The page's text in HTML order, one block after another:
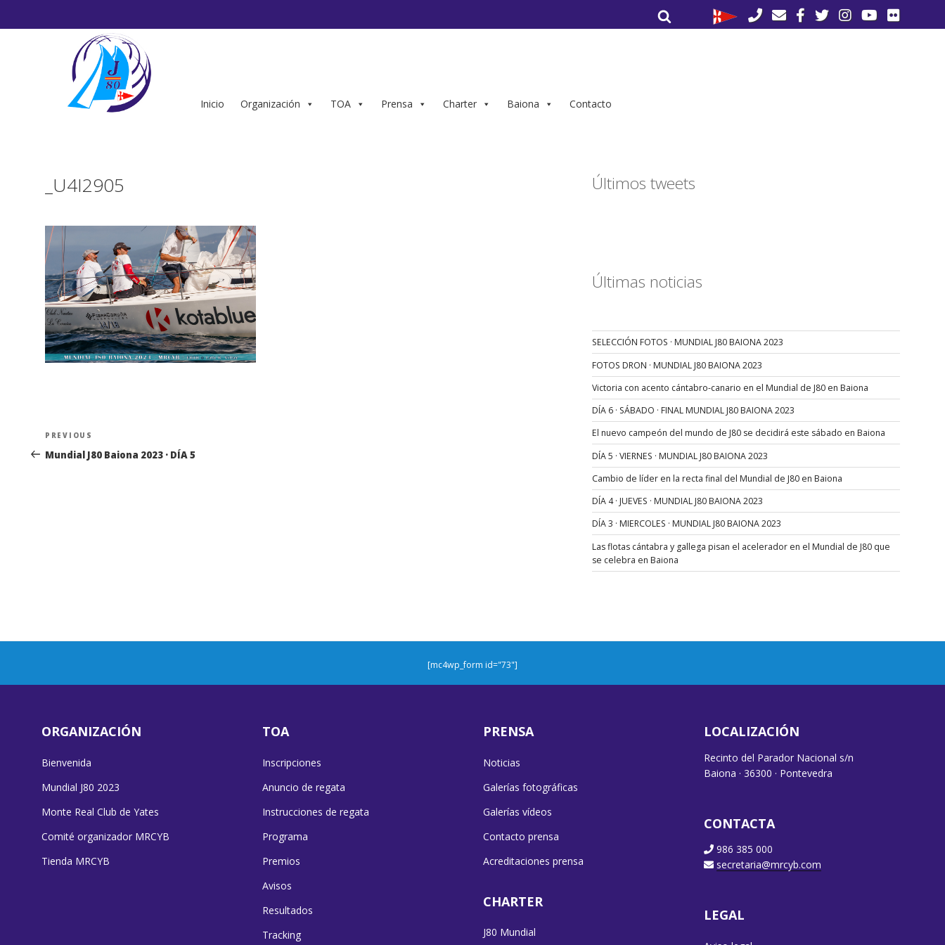
por:
Inicio Organización TOA Prensa Charter Baiona Contacto
_U4I2905
Navegación
de
Previous
Post
PREVIOUS
Mundial J80 Baiona 2023 · DÍA 5
Últimos tweets
Últimas noticias
SELECCIÓN FOTOS · MUNDIAL J80 BAIONA 2023
FOTOS DRON · MUNDIAL J80 BAIONA 2023
Victoria con acento cántabro-canario en el Mundial de J80 en Baiona
DÍA 6 · SÁBADO · FINAL MUNDIAL J80 BAIONA 2023
El nuevo campeón del mundo de J80 se decidirá este sábado en Baiona
DÍA 5 · VIERNES · MUNDIAL J80 BAIONA 2023
Cambio de líder en la recta final del Mundial de J80 en Baiona
DÍA 4 · JUEVES · MUNDIAL J80 BAIONA 2023
DÍA 3 · MIERCOLES · MUNDIAL J80 BAIONA 2023
Las flotas cántabra y gallega pisan el acelerador en el Mundial de J80 que
se celebra en Baiona
[mc4wp_form id="73"]
ORGANIZACIÓN
Bienvenida
Mundial J80 2023
Monte Real Club de Yates
Comité organizador MRCYB
Tienda MRCYB
TOA
Inscripciones
Anuncio de regata
Instrucciones de regata
Programa
Premios
Avisos
Resultados
Tracking
PRENSA
Noticias
Galerías fotográficas
Galerías vídeos
Contacto prensa
Acreditaciones prensa
CHARTER
J80 Mundial
LOCALIZACIÓN
Recinto del Parador Nacional s/n
Baiona · 36300 · Pontevedra
CONTACTA
986 385 000
secretaria@mrcyb.com
LEGAL